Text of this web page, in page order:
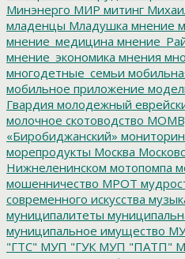
Минэнерго МИР митинг
младенцы Младушка мнение
мнение_медицина
мнение_экономика мнения
многодетные_семьи
мобильное приложение
Гвардия молодежный
молочное скотоводство
«Биробиджанский»
морепродукты Москва
Нижнеленинском мотопомпа
мошенничество МРОТ
современного искусства
муниципалитеты
муниципальное имущество
"ГТС" МУП "ГУК МУП "ПАТП"